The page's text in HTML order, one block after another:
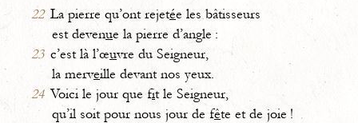
22 La pierre qu’ont rejetée les bâtisseurs
est devenue la pierre d’angle :
23 c’est là l’œuvre du Seigneur,
la merveille devant nos yeux.
24 Voici le jour que fit le Seigneur,
qu’il soit pour nous jour de fête et de joie !